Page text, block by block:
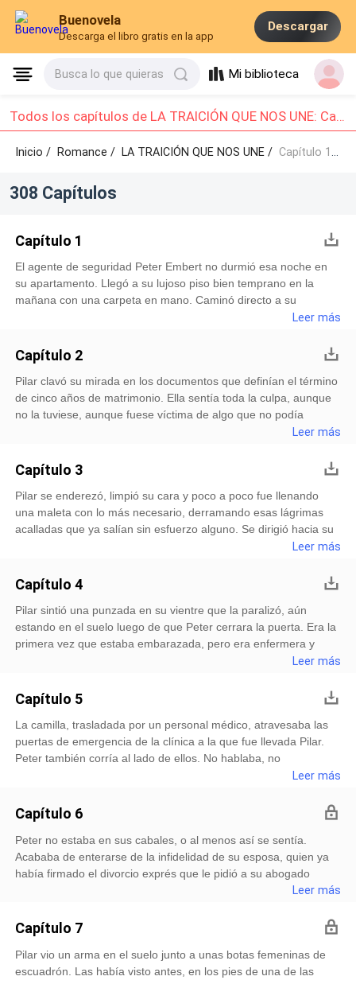
Buenovela
Descarga el libro gratis en la app
Descargar
Busca lo que quieras Mi biblioteca
Todos los capítulos de LA TRAICIÓN QUE NOS UNE: Capítulo 1 - Capítulo 10
Inicio / Romance/LA TRAICIÓN QUE NOS UNE / Capítulo 1 - Capítulo 10
308 Capítulos
Capítulo 1
El agente de seguridad Peter Embert no durmió esa noche en
su apartamento. Llegó a su lujoso piso bien temprano en la
mañana con una carpeta en mano. Caminó directo a su
habitación y encontró a su esposa dormida bajo las sábanas.
más all
Leer más
Capítulo 2
Pilar clavó su mirada en los documentos que definían el término
de cinco años de matrimonio. Ella sentía toda la culpa, aunque
no la tuviese, aunque fuese víctima de algo que no podía
contar. Hace dos años las cosas en su vida se oscurecieron y
Leer más
Capítulo 3
Pilar se enderezó, limpió su cara y poco a poco fue llenando
una maleta con lo más necesario, derramando esas lágrimas
acalladas que ya salían sin esfuerzo alguno. Se dirigió hacia su
mesa de noche y abrió la gaveta. Miró desde allí la ecografía de
Leer más
Capítulo 4
Pilar sintió una punzada en su vientre que la paralizó, aún
estando en el suelo luego de que Peter cerrara la puerta. Era la
primera vez que estaba embarazada, pero era enfermera y
comprendía que esos dolores no eran normales, así que seLeer más
Capítulo 5
La camilla, trasladada por un personal médico, atravesaba las
puertas de emergencia de la clínica a la que fue llevada Pilar.
Peter también corría al lado de ellos. No hablaba, no
interrumpía lo que decían entre sí los doctores, solo respondía
Leer más
Capítulo 6
Peter no estaba en sus cabales, o al menos así se sentía.
Acababa de enterarse de la infidelidad de su esposa, quien ya
había firmado el divorcio exprés que le pidió a su abogado
redactar y añadiendo mas piedras a su corazón y su estómago,
Leer más
Capítulo 7
Pilar vio un arma en el suelo junto a unas botas femeninas de
escuadrón. Las había visto antes, en los pies de una de las